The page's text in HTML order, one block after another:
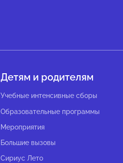
Детям и родителям
Учебные интенсивные сборы
Образовательные программы
Мероприятия
Большие вызовы
Сириус Лето